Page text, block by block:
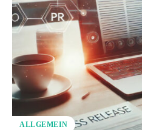
ALLGEMEIN